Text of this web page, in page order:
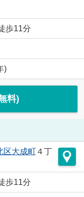
歩11分
)
料)
区大成町４丁
歩11分